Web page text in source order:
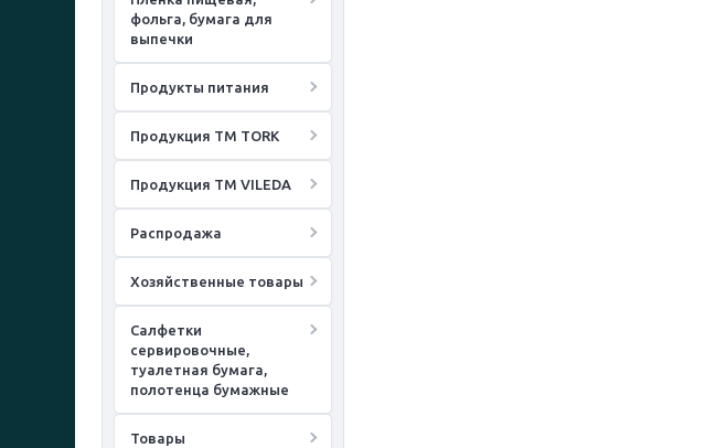
фольга, бумага для
выпечки
Продукты питания
Продукция ТМ TORK
Продукция ТМ VILEDA
Распродажа
Хозяйственные товары
Салфетки
сервировочные,
туалетная бумага,
полотенца бумажные
Товары